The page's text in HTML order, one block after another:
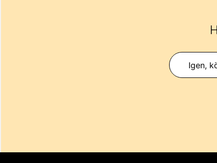
Igen,